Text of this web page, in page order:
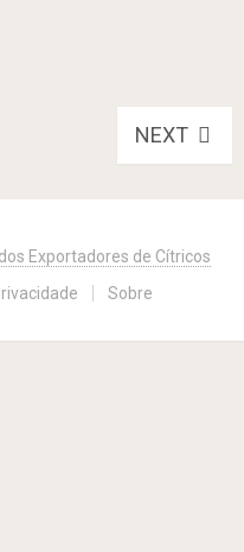
NEXT
Exportadores de Cítricos
Sobre